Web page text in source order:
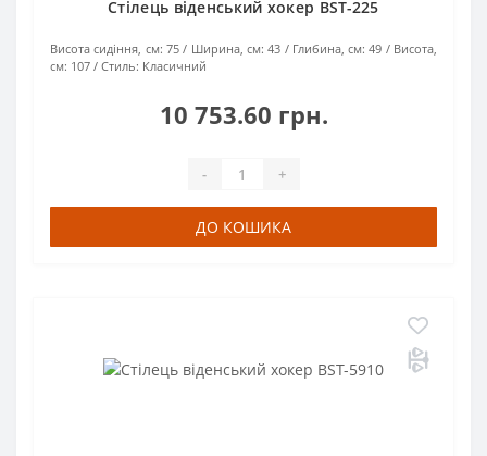
Стілець віденський хокер BST-225
Висота сидіння, см: 75 Ширина, см: 43 Глибина, см: 49
Висота,
см: 107 Стиль: Класичний
10 753.60 грн.
- +
ДО КОШИКА